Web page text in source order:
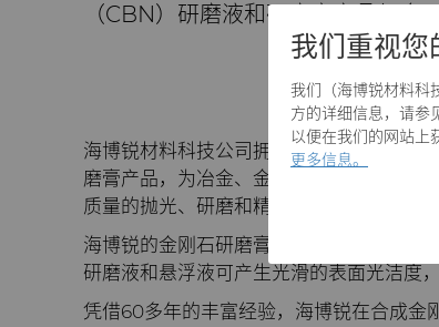
（CBN）研磨液和研磨膏产品组合
海博锐材料科技公司拥有全系列产品组合
磨膏产品，为冶金、金属制品、半导体、
质量的抛光、研磨和精加工。
海博锐的金刚石研磨膏与水溶性和油溶性
研磨液和悬浮液可产生光滑的表面光洁度
凭借60多年的丰富经验，海博锐在合成金
我们重视您
我们（海博锐材料
方的详细信息，请参
以便在我们的网站上
更多信息。